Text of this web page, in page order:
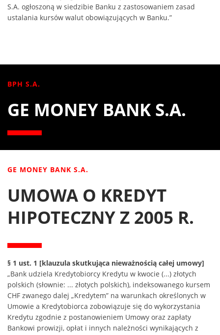
S.A. ogłoszoną w siedzibie Banku z zastosowaniem zasad
ustalania kursów walut obowiązujących w Banku.”
BPH S.A.
GE MONEY BANK S.A.
GE MONEY BANK S.A.
UMOWA O KREDYT
HIPOTECZNY Z 2005 R.
§ 1 ust. 1 [klauzula skutkująca nieważnością całej umowy]
„Bank udziela Kredytobiorcy Kredytu w kwocie (...) złotych
polskich (słownie: ... złotych polskich), indeksowanego kursem
CHF zwanego dalej „Kredytem” na warunkach określonych w
Umowie a Kredytobiorca zobowiązuje się do wykorzystania
Kredytu zgodnie z postanowieniem Umowy oraz zapłaty
Bankowi prowizji, opłat i innych należności wynikających z